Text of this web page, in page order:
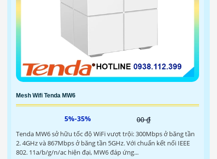
Mesh Wifi Tenda MW6
5%-35% 00 ₫
Tenda MW6 sở hữu tốc độ WiFi vượt trội: 300Mbps ở băng tần
2. 4GHz và 867Mbps ở băng tần 5GHz. Với chuẩn kết nối IEEE
802. 11a/b/g/n/ac hiện đại, MW6 đáp ứng...